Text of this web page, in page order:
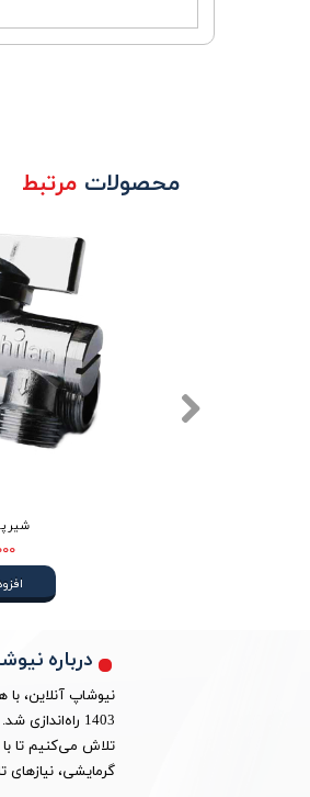
شیر
محصولات مرتبط
درباره
نیوشاپ آنلاین،
1403
تلاش می‌کنیم تا
گرمایشی،